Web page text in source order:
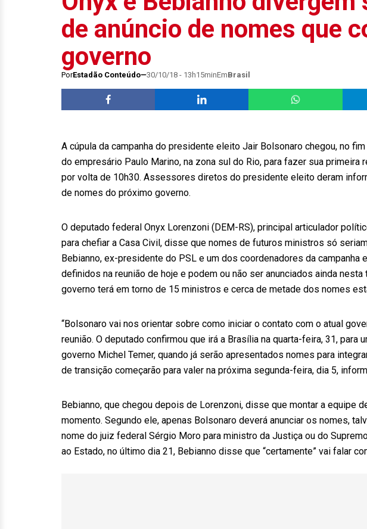
de anúncio de nomes que
governo
PorEstadão Conteúdo 30/10/18 - 13h15minEmBrasil
A cúpula da campanha do presidente eleito Jair Bolsonaro chegou, no
do empresário Paulo Marino, na zona sul do Rio, para fazer sua primeira
por volta de 10h30. Assessores diretos do presidente eleito deram
de nomes do próximo governo.
O deputado federal Onyx Lorenzoni (DEM-RS), principal articulador
para chefiar a Casa Civil, disse que nomes de futuros ministros só
Bebianno, ex-presidente do PSL e um dos coordenadores da
definidos na reunião de hoje e podem ou não ser anunciados ainda
governo terá em torno de 15 ministros e cerca de metade dos nomes
“Bolsonaro vai nos orientar sobre como iniciar o contato com o atual
reunião. O deputado confirmou que irá a Brasília na quarta-feira, 31, para
governo Michel Temer, quando já serão apresentados nomes para
de transição começarão para valer na próxima segunda-feira, dia 5,
Bebianno, que chegou depois de Lorenzoni, disse que montar a equipe
momento. Segundo ele, apenas Bolsonaro deverá anunciar os nomes,
nome do juiz federal Sérgio Moro para ministro da Justiça ou do
ao Estado, no último dia 21, Bebianno disse que “certamente” vai falar